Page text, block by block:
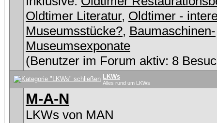
Oldtimer Literatur, Oldtimer -
Museumsstücke?, Baumaschinen-
Museumsexponate
(Benutzer im Forum aktiv: 8
LKWs
Alles rund um LKWs
M-A-N
LKWs von MAN